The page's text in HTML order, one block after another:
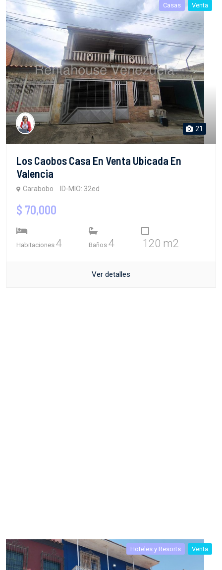
Casas Venta
21
Los Caobos Casa En Venta Ubicada En
Valencia
Carabobo ID-MIO: 32ed
$ 70,000
Habitaciones 4 Baños 4 120 m2
Ver detalles
Hoteles y Resorts Venta